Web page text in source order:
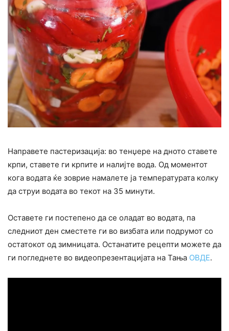
Направете пастеризација: во тенџере на дното ставете
крпи, ставете ги крпите и налијте вода. Од моментот
кога водата ќе зоврие намалете ја температурата колку
да струи водата во текот на 35 минути.
Оставете ги постепено да се оладат во водата, па
следниот ден сместете ги во визбата или подрумот со
остатокот од зимницата. Останатите рецепти можете да
ги погледнете во видеопрезентацијата на Тања ОВДЕ.